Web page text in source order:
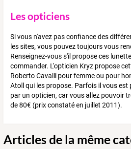
Les opticiens
Si vous n'avez pas confiance des
les sites, vous pouvez toujours vous
Renseignez-vous s'il propose ces
commander. L'opticien Kryz propose
Roberto Cavalli pour femme ou pour
Atoll qui les propose. Parfois il vous
par un opticien, car vous allez pouvoir
de 80€ (prix constaté en juillet 2011).
Articles de la même